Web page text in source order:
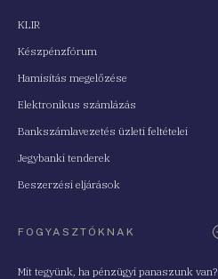
KLIR
Készpénzfórum
Hamisítás megelőzése
Elektronikus számlázás
Bankszámlavezetés üzleti feltételei
Jegybanki tenderek
Beszerzési eljárások
FOGYASZTÓKNAK
Mit tegyünk, ha pénzügyi panaszunk van?